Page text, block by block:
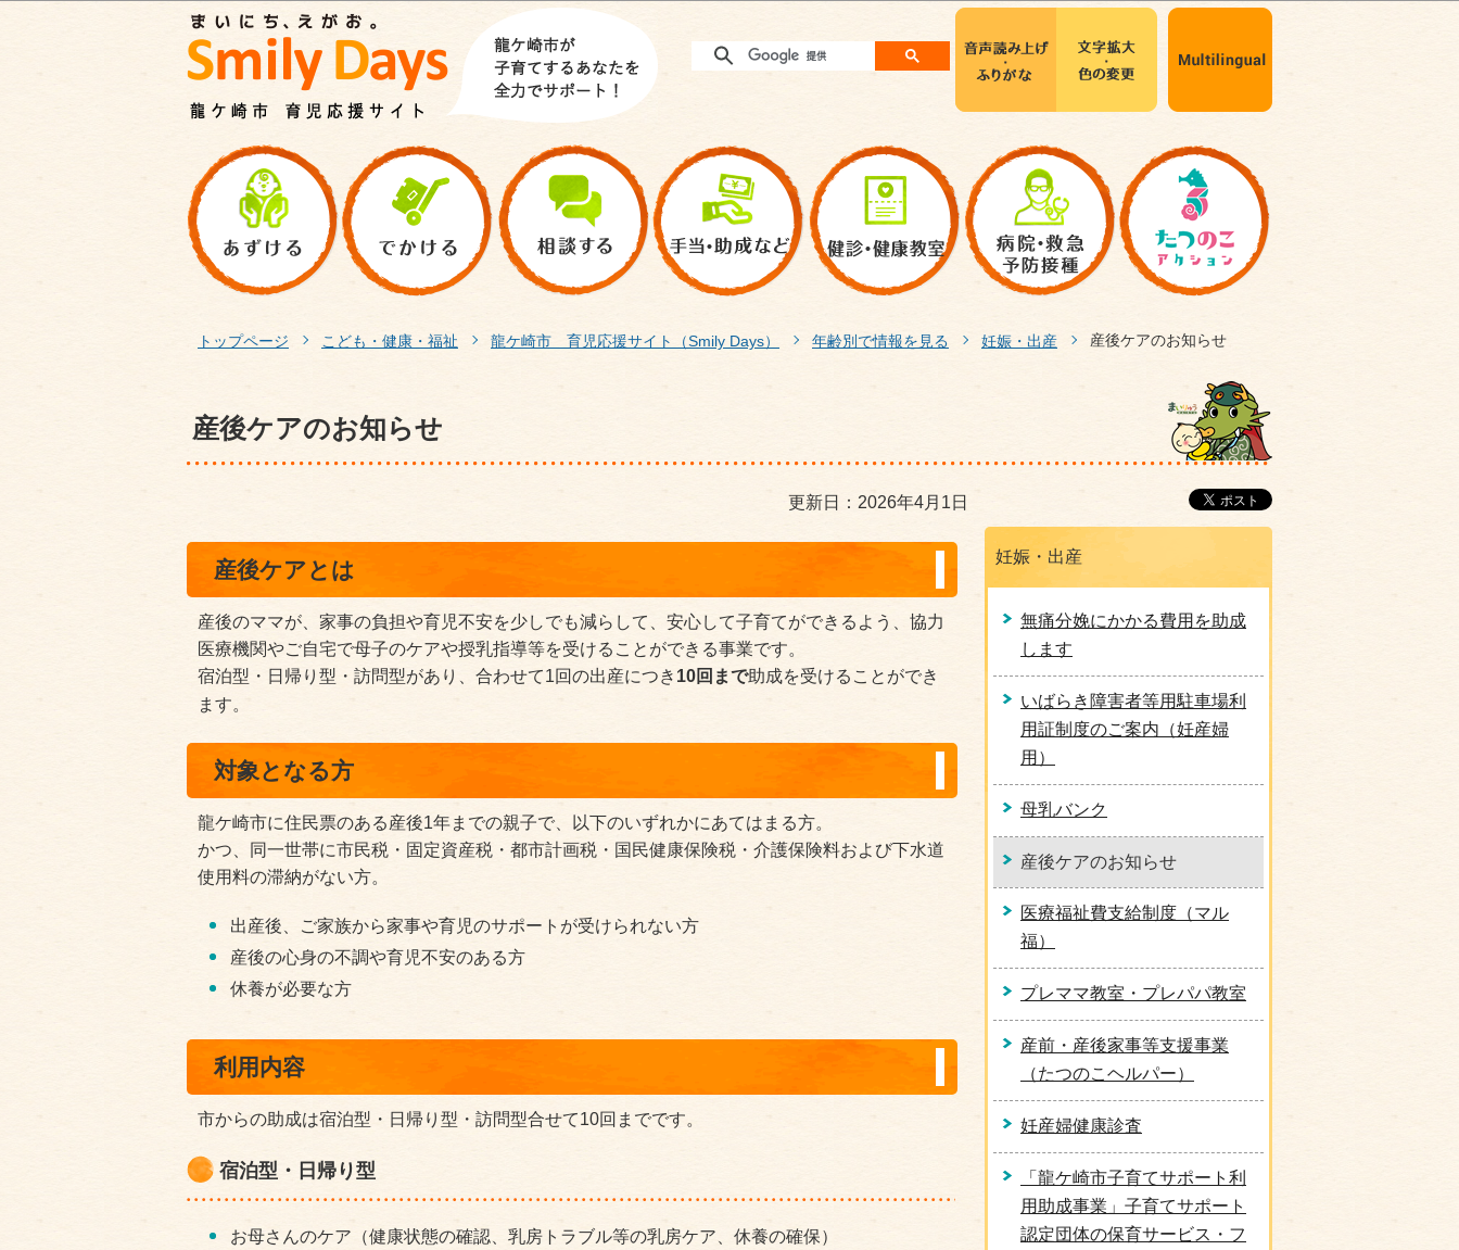
このページの本文へ移動
トップページ こども・健康・福祉 龍ケ崎市 育児応援サイト（Smily Days） 年齢別で情報を見る 妊娠・出産 産後ケアのお知らせ
産後ケアのお知らせ
更新日：2026年4月1日
産後ケアとは
産後のママが、家事の負担や育児不安を少しでも減らして、安心して子育てができるよう、協力
医療機関やご自宅で母子のケアや授乳指導等を受けることができる事業です。
宿泊型・日帰り型・訪問型があり、合わせて1回の出産につき 10回まで助成を受けることができ
ます。
対象となる方
龍ケ崎市に住民票のある産後1年までの親子で、以下のいずれかにあてはまる方。
かつ、同一世帯に市民税・固定資産税・都市計画税・国民健康保険税・介護保険料および下水道
使用料の滞納がない方。
出産後、ご家族から家事や育児のサポートが受けられない方
産後の心身の不調や育児不安のある方
休養が必要な方
利用内容
市からの助成は宿泊型・日帰り型・訪問型合せて10回までです。
宿泊型・日帰り型
お母さんのケア（健康状態の確認、乳房トラブル等の乳房ケア、休養の確保）
妊娠・出産
無痛分娩にかかる費用を助成
します
いばらき障害者等用駐車場利
用証制度のご案内（妊産婦
用）
母乳バンク
産後ケアのお知らせ
医療福祉費支給制度（マル
福）
プレママ教室・プレパパ教室
産前・産後家事等支援事業
（たつのこヘルパー）
妊産婦健康診査
「龍ケ崎市子育てサポート利
用助成事業」子育てサポート
認定団体の保育サービス・フ